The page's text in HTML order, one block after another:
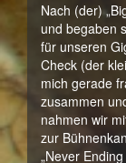
Nach (der)
und begaben
für unseren
Check (der
mich gerade
zusammen
nahmen wir
zur
„Never